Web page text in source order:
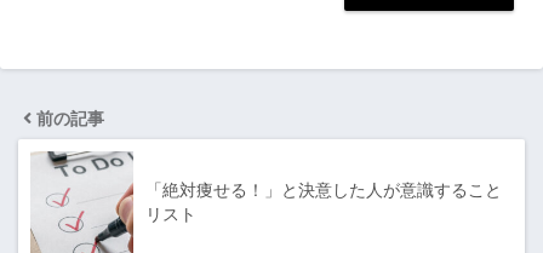
前の記事
「絶対痩せる！」と決意した人が意識すること
リスト